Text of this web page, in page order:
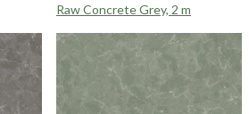
Raw Concrete Grey, 2 m